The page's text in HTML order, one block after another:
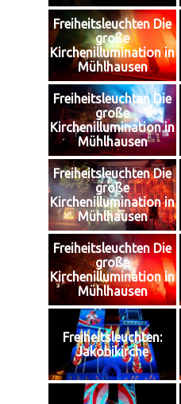
Freiheitsleuchten Die
große
Kirchenillumination in
Mühlhausen
Freiheitsleuchten Die
große
Kirchenillumination in
Mühlhausen
Freiheitsleuchten Die
große
Kirchenillumination in
Mühlhausen
Freiheitsleuchten Die
große
Kirchenillumination in
Mühlhausen
Freiheitsleuchten:
Jakobikirche